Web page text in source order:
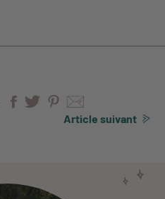
Article suivant